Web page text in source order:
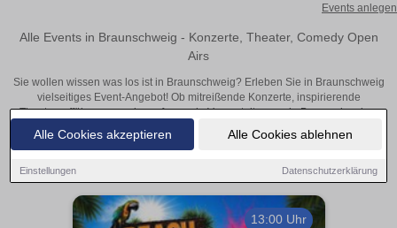
Alle Cookies akzeptieren Alle Cookies ablehnen
Einstellungen Datenschutzerklärung
Events anlegen
Alle Events in Braunschweig - Konzerte, Theater, Comedy Open
Airs
Sie wollen wissen was los ist in Braunschweig? Erleben Sie in Braunschweig
vielseitiges Event-Angebot! Ob mitreißende Konzerte, inspirierende
Theateraufführungen oder aufregende Veranstaltungen in Braunschweig –
hier finden alles im Überblick und Tickets.
13:00 Uhr